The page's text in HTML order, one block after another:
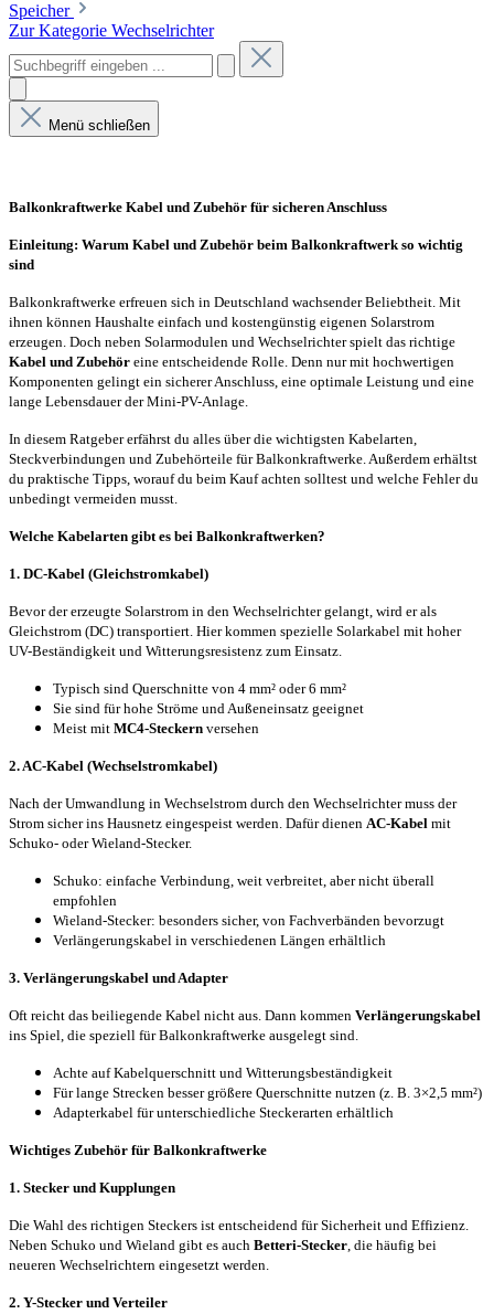
Speicher
Zur Kategorie Wechselrichter
Menü schließen
Balkonkraftwerke Kabel und Zubehör für sicheren Anschluss
Einleitung: Warum Kabel und Zubehör beim Balkonkraftwerk so wichtig
sind
Balkonkraftwerke erfreuen sich in Deutschland wachsender Beliebtheit. Mit
ihnen können Haushalte einfach und kostengünstig eigenen Solarstrom
erzeugen. Doch neben Solarmodulen und Wechselrichter spielt das richtige
Kabel und Zubehör eine entscheidende Rolle. Denn nur mit hochwertigen
Komponenten gelingt ein sicherer Anschluss, eine optimale Leistung und eine
lange Lebensdauer der Mini-PV-Anlage.
In diesem Ratgeber erfährst du alles über die wichtigsten Kabelarten,
Steckverbindungen und Zubehörteile für Balkonkraftwerke. Außerdem erhältst
du praktische Tipps, worauf du beim Kauf achten solltest und welche Fehler du
unbedingt vermeiden musst.
Welche Kabelarten gibt es bei Balkonkraftwerken?
1. DC-Kabel (Gleichstromkabel)
Bevor der erzeugte Solarstrom in den Wechselrichter gelangt, wird er als
Gleichstrom (DC) transportiert. Hier kommen spezielle Solarkabel mit hoher
UV-Beständigkeit und Witterungsresistenz zum Einsatz.
Typisch sind Querschnitte von 4 mm² oder 6 mm²
Sie sind für hohe Ströme und Außeneinsatz geeignet
Meist mit MC4-Steckern versehen
2. AC-Kabel (Wechselstromkabel)
Nach der Umwandlung in Wechselstrom durch den Wechselrichter muss der
Strom sicher ins Hausnetz eingespeist werden. Dafür dienen AC-Kabel mit
Schuko- oder Wieland-Stecker.
Schuko: einfache Verbindung, weit verbreitet, aber nicht überall
empfohlen
Wieland-Stecker: besonders sicher, von Fachverbänden bevorzugt
Verlängerungskabel in verschiedenen Längen erhältlich
3. Verlängerungskabel und Adapter
Oft reicht das beiliegende Kabel nicht aus. Dann kommen Verlängerungskabel
ins Spiel, die speziell für Balkonkraftwerke ausgelegt sind.
Achte auf Kabelquerschnitt und Witterungsbeständigkeit
Für lange Strecken besser größere Querschnitte nutzen (z. B. 3×2,5 mm²)
Adapterkabel für unterschiedliche Steckerarten erhältlich
Wichtiges Zubehör für Balkonkraftwerke
1. Stecker und Kupplungen
Die Wahl des richtigen Steckers ist entscheidend für Sicherheit und Effizienz.
Neben Schuko und Wieland gibt es auch Betteri-Stecker, die häufig bei
neueren Wechselrichtern eingesetzt werden.
2. Y-Stecker und Verteiler